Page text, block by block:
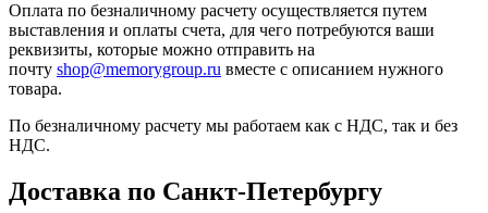
Оплата по безналичному расчету осуществляется путем
выставления и оплаты счета, для чего потребуются ваши
реквизиты, которые можно отправить на
почту shop@memorygroup.ru вместе с описанием нужного
товара.
По безналичному расчету мы работаем как с НДС, так и без
НДС.
Доставка по Санкт-Петербургу